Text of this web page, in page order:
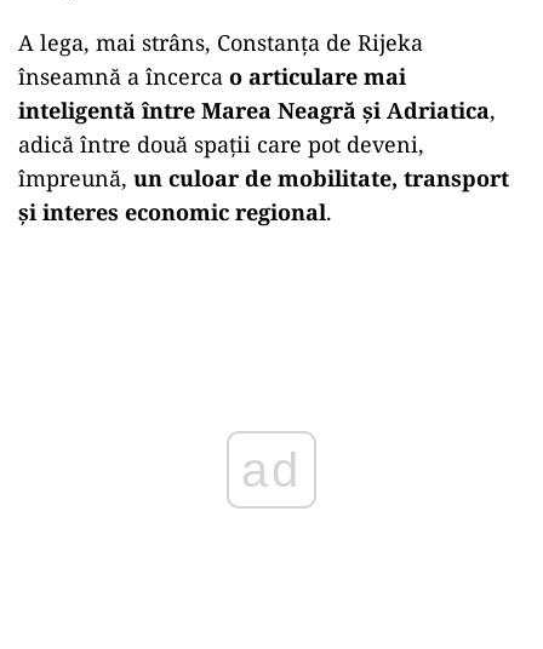
A lega, mai strâns, Constanța de Rijeka
înseamnă a încerca o articulare mai
inteligentă între Marea Neagră și Adriatica,
adică între două spații care pot deveni,
împreună, un culoar de mobilitate, transport
și interes economic regional.
ad